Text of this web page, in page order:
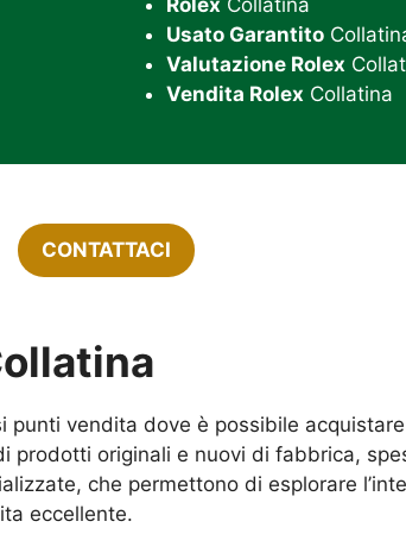
Rolex Collatina
Usato Garantito
Valutazione Rolex
Vendita Rolex Collatina
CONTATTACI
vendita dove è possibile
prodotti originali e nuovi di fabbrica,
che permettono di esplorare
eccellente.